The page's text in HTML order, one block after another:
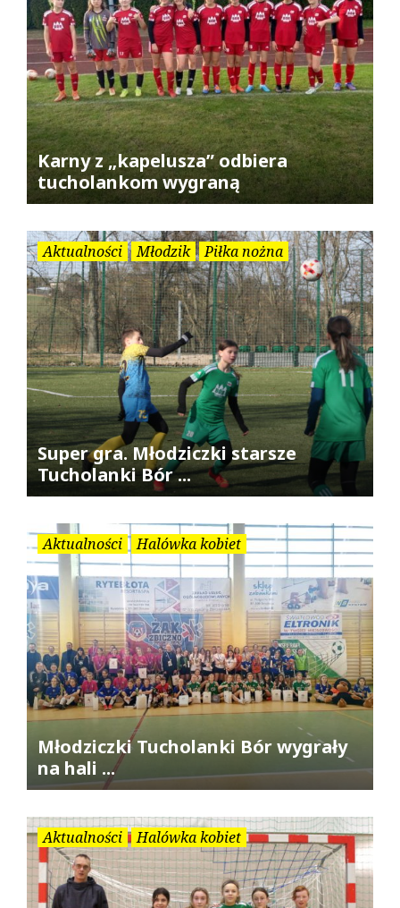
Karny z „kapelusza” odbiera
tucholankom wygraną
Aktualności Młodzik Piłka nożna
Super gra. Młodziczki starsze
Tucholanki Bór ...
Aktualności Halówka kobiet
Młodziczki Tucholanki Bór wygrały
na hali ...
Aktualności Halówka kobiet